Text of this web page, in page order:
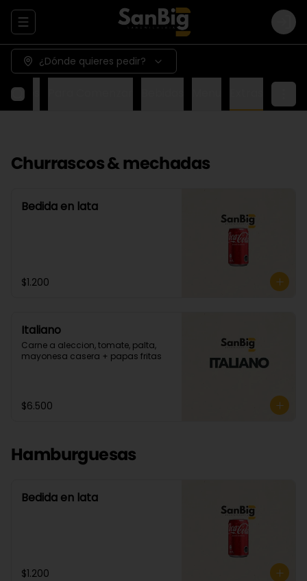
Abrir menu de navegación Login
¿Dónde quieres pedir?
Wraps
Churrascos & mechadas
Bedida en lata
$1.200
Italiano
Carne a aleccion, tomate, palta,
mayonesa casera + papas fritas
$6.500
Hamburguesas
Bedida en lata
$1.200